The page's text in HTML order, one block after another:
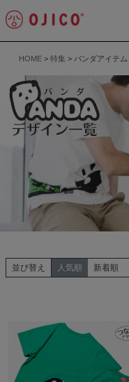
HOME 特集 パンダアイテム
並び替え 人気順 新着順